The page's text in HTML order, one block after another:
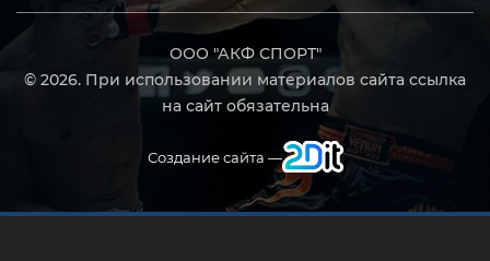
ООО "АКФ СПОРТ"
© 2026. При использовании материалов сайта ссылка
на сайт обязательна
Создание сайта —